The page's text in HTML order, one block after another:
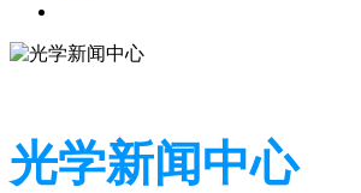
光学新闻中心